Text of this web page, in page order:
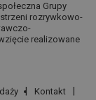
Grupy
rozrywkowo-
realizowane
Kontakt